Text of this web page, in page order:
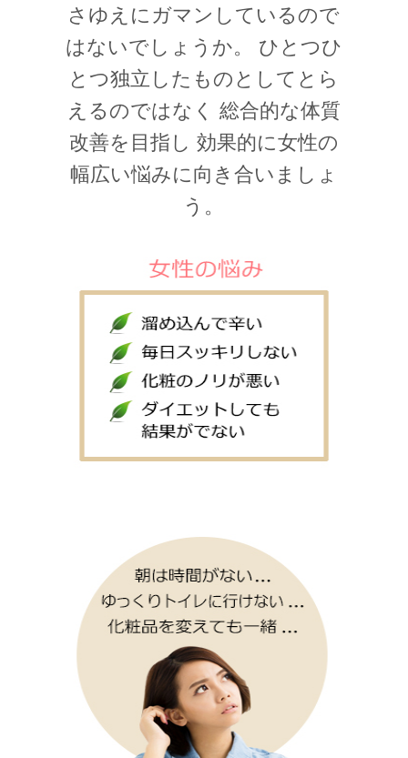
さゆえにガマンしているので
はないでしょうか。 ひとつひ
とつ独立したものとしてとら
えるのではなく 総合的な体質
改善を目指し 効果的に女性の
幅広い悩みに向き合いましょ
う。